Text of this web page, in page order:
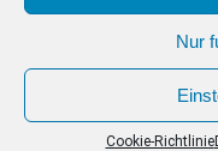
Nur
Cookie-Richtlinie